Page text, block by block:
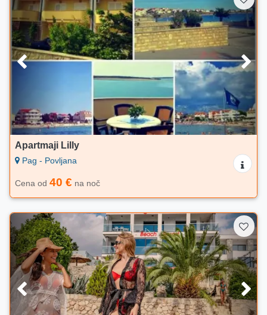
Apartmaji Lilly
Pag - Povljana
Cena od 40 € na noč